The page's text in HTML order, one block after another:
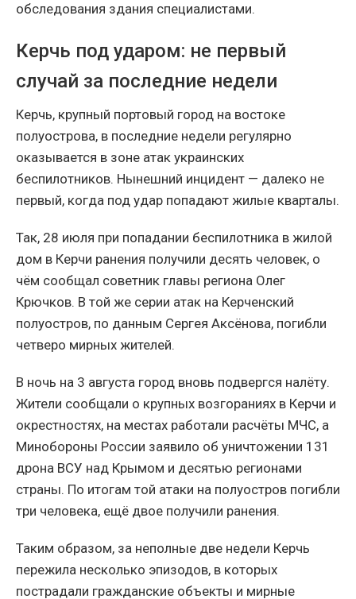
обследования здания специалистами.
Керчь под ударом: не первый
случай за последние недели
Керчь, крупный портовый город на востоке
полуострова, в последние недели регулярно
оказывается в зоне атак украинских
беспилотников. Нынешний инцидент — далеко не
первый, когда под удар попадают жилые кварталы.
Так, 28 июля при попадании беспилотника в жилой
дом в Керчи ранения получили десять человек, о
чём сообщал советник главы региона Олег
Крючков. В той же серии атак на Керченский
полуостров, по данным Сергея Аксёнова, погибли
четверо мирных жителей.
В ночь на 3 августа город вновь подвергся налёту.
Жители сообщали о крупных возгораниях в Керчи и
окрестностях, на местах работали расчёты МЧС, а
Минобороны России заявило об уничтожении 131
дрона ВСУ над Крымом и десятью регионами
страны. По итогам той атаки на полуостров погибли
три человека, ещё двое получили ранения.
Таким образом, за неполные две недели Керчь
пережила несколько эпизодов, в которых
пострадали гражданские объекты и мирные